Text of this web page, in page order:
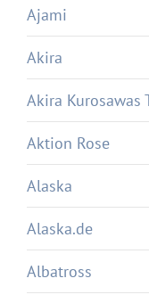
Ajami
Akira
Akira Kurosawas
Aktion Rose
Alaska
Alaska.de
Albatross